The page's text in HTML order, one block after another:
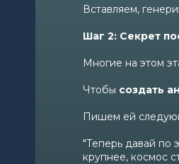
Вставляем,
Шаг 2: Секрет
Многие на этом
Чтобы создать
Пишем ей
"Теперь давай по
крупнее, космос